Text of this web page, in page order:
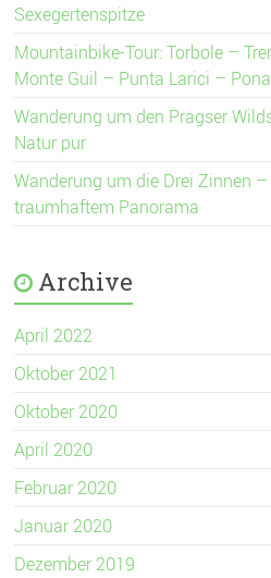
Sexegertenspitze
Mountainbike-Tour: Torbole –
Monte Guil – Punta Larici –
Wanderung um den Pragser
Natur pur
Wanderung um die Drei Zinnen
traumhaftem Panorama
Archive
April 2022
Oktober 2021
Oktober 2020
April 2020
Februar 2020
Januar 2020
Dezember 2019